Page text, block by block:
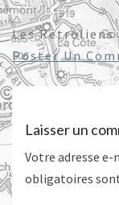
Les Rétroliens
Poster Un
Laisser un
Votre adresse e-
obligatoires